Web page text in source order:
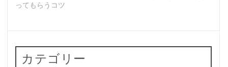
ってもらうコツ
カテゴリー